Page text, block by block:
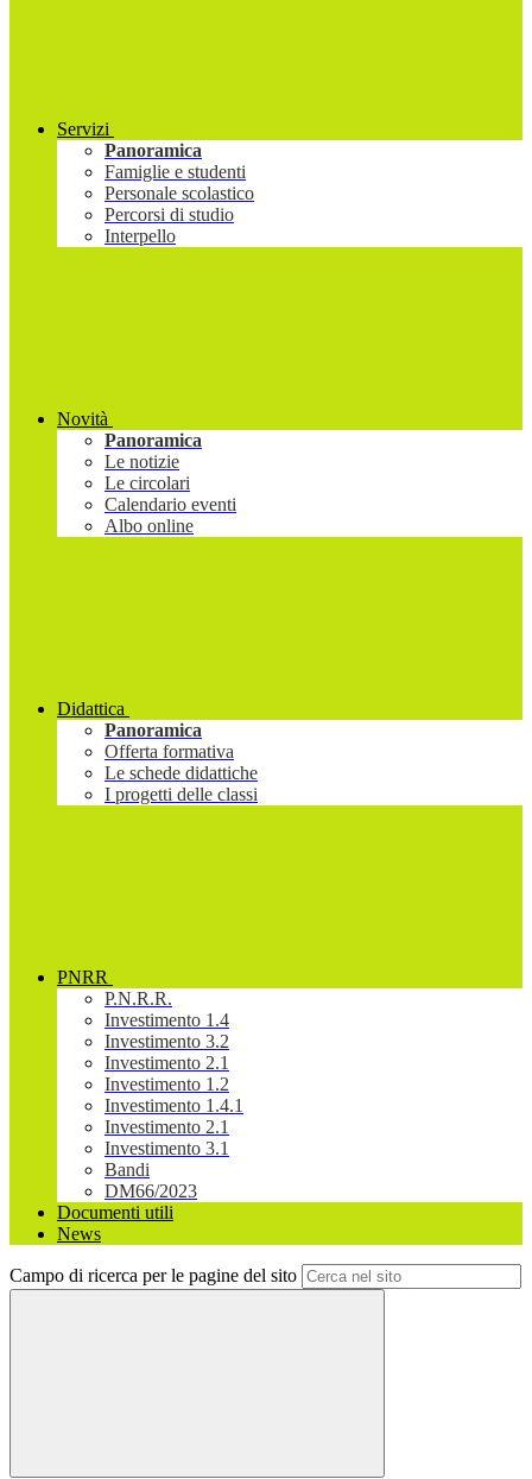
Servizi
Panoramica
Famiglie e studenti
Personale scolastico
Percorsi di studio
Interpello
Novità
Panoramica
Le notizie
Le circolari
Calendario eventi
Albo online
Didattica
Panoramica
Offerta formativa
Le schede didattiche
I progetti delle classi
PNRR
P.N.R.R.
Investimento 1.4
Investimento 3.2
Investimento 2.1
Investimento 1.2
Investimento 1.4.1
Investimento 2.1
Investimento 3.1
Bandi
DM66/2023
Documenti utili
News
Campo di ricerca per le pagine del sito